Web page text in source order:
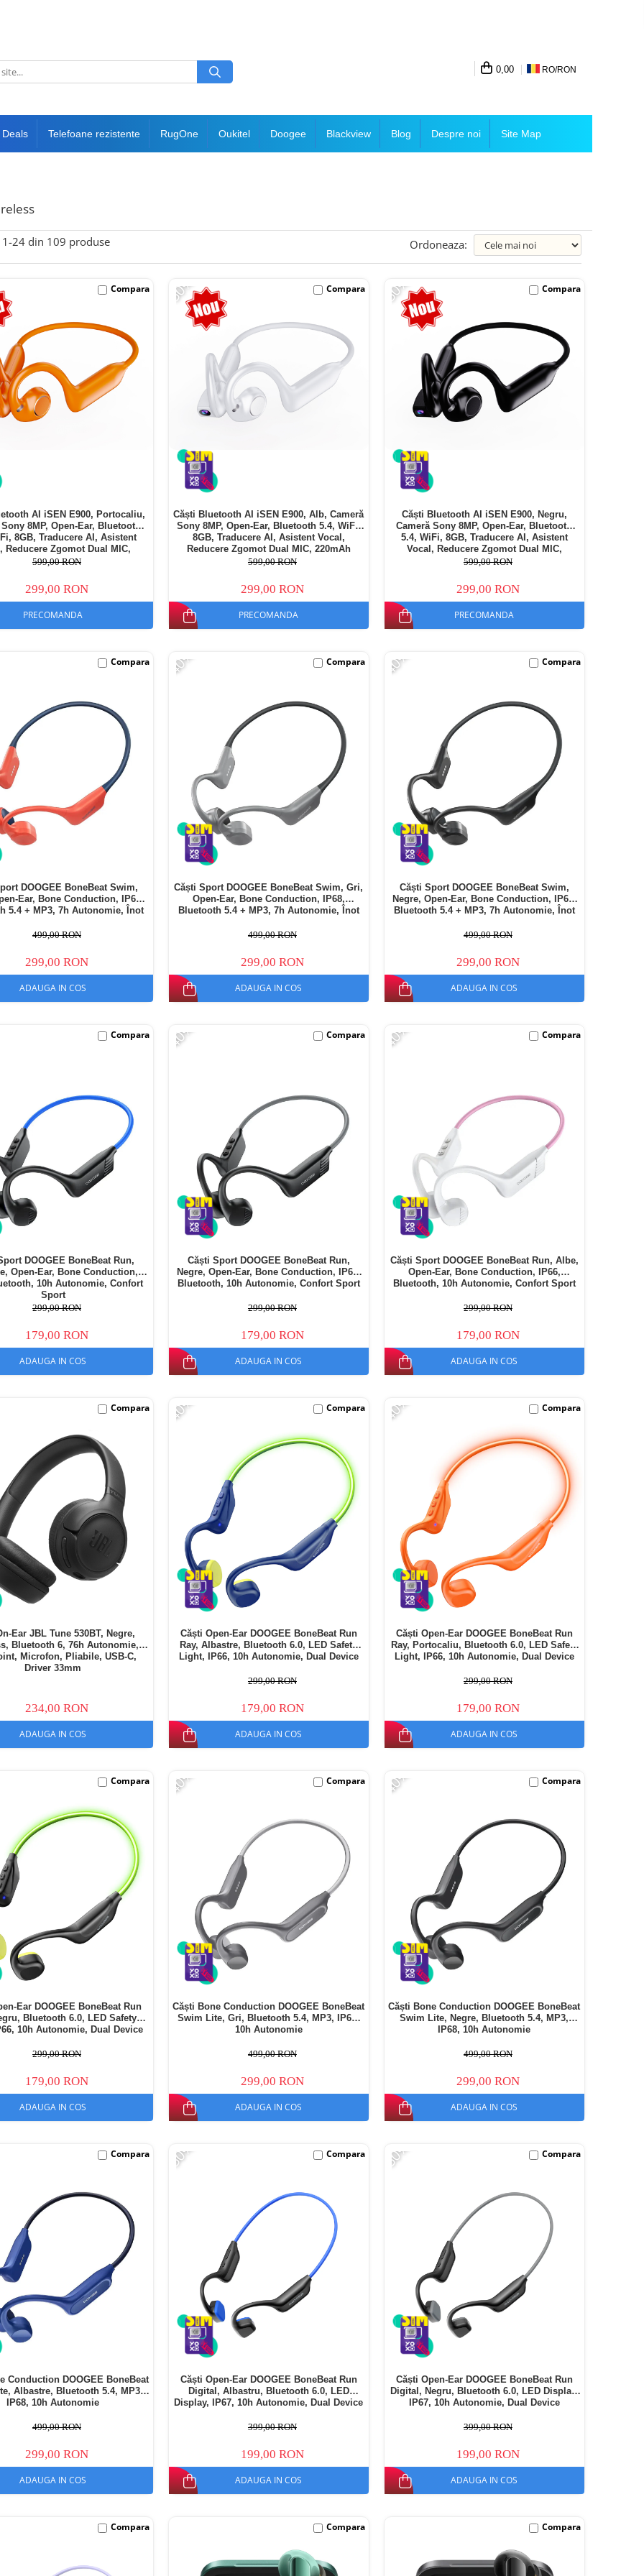
0,00 RO/RON
Deals Telefoane rezistente RugOne Oukitel Doogee Blackview Blog Despre noi Site Map
1-24 din 109 produse Ordoneaza:
AI iSEN E900, Portocaliu,
8MP, Open-Ear, Bluetooth
8GB, Traducere AI, Asistent
Reducere Zgomot Dual MIC,
220mAh
599,00 RON
299,00 RON
PRECOMANDA
Compara -50%
Căști Bluetooth AI iSEN E900, Alb, Cameră
Sony 8MP, Open-Ear, Bluetooth 5.4, WiFi,
8GB, Traducere AI, Asistent Vocal,
Reducere Zgomot Dual MIC, 220mAh
599,00 RON
299,00 RON
PRECOMANDA
Compara -50%
Căști Bluetooth AI iSEN E900, Negru,
Cameră Sony 8MP, Open-Ear, Bluetooth
5.4, WiFi, 8GB, Traducere AI, Asistent
Vocal, Reducere Zgomot Dual MIC,
220mAh
599,00 RON
299,00 RON
PRECOMANDA
Compara
DOOGEE BoneBeat Swim,
Ear, Bone Conduction, IP68,
5.4 + MP3, 7h Autonomie, Înot
499,00 RON
299,00 RON
ADAUGA IN COS
Compara -40%
Căști Sport DOOGEE BoneBeat Swim, Gri,
Open-Ear, Bone Conduction, IP68,
Bluetooth 5.4 + MP3, 7h Autonomie, Înot
499,00 RON
299,00 RON
ADAUGA IN COS
Compara -40%
Căști Sport DOOGEE BoneBeat Swim,
Negre, Open-Ear, Bone Conduction, IP68,
Bluetooth 5.4 + MP3, 7h Autonomie, Înot
499,00 RON
299,00 RON
ADAUGA IN COS
Compara
DOOGEE BoneBeat Run,
Open-Ear, Bone Conduction,
10h Autonomie, Confort
Sport
299,00 RON
179,00 RON
ADAUGA IN COS
Compara -40%
Căști Sport DOOGEE BoneBeat Run,
Negre, Open-Ear, Bone Conduction, IP66,
Bluetooth, 10h Autonomie, Confort Sport
299,00 RON
179,00 RON
ADAUGA IN COS
Compara -40%
Căști Sport DOOGEE BoneBeat Run, Albe,
Open-Ear, Bone Conduction, IP66,
Bluetooth, 10h Autonomie, Confort Sport
299,00 RON
179,00 RON
ADAUGA IN COS
Compara
Ear JBL Tune 530BT, Negre,
Bluetooth 6, 76h Autonomie,
Microfon, Pliabile, USB-C,
Driver 33mm
234,00 RON
ADAUGA IN COS
Compara -40%
Căști Open-Ear DOOGEE BoneBeat Run
Ray, Albastre, Bluetooth 6.0, LED Safety
Light, IP66, 10h Autonomie, Dual Device
299,00 RON
179,00 RON
ADAUGA IN COS
Compara -40%
Căști Open-Ear DOOGEE BoneBeat Run
Ray, Portocaliu, Bluetooth 6.0, LED Safety
Light, IP66, 10h Autonomie, Dual Device
299,00 RON
179,00 RON
ADAUGA IN COS
Compara
Ear DOOGEE BoneBeat Run
Bluetooth 6.0, LED Safety
10h Autonomie, Dual Device
299,00 RON
179,00 RON
ADAUGA IN COS
Compara -40%
Căști Bone Conduction DOOGEE BoneBeat
Swim Lite, Gri, Bluetooth 5.4, MP3, IP68,
10h Autonomie
499,00 RON
299,00 RON
ADAUGA IN COS
Compara -40%
Căști Bone Conduction DOOGEE BoneBeat
Swim Lite, Negre, Bluetooth 5.4, MP3,
IP68, 10h Autonomie
499,00 RON
299,00 RON
ADAUGA IN COS
Compara
Conduction DOOGEE BoneBeat
Albastre, Bluetooth 5.4, MP3,
IP68, 10h Autonomie
499,00 RON
299,00 RON
ADAUGA IN COS
Compara -50%
Căști Open-Ear DOOGEE BoneBeat Run
Digital, Albastru, Bluetooth 6.0, LED
Display, IP67, 10h Autonomie, Dual Device
399,00 RON
199,00 RON
ADAUGA IN COS
Compara -50%
Căști Open-Ear DOOGEE BoneBeat Run
Digital, Negru, Bluetooth 6.0, LED Display,
IP67, 10h Autonomie, Dual Device
399,00 RON
199,00 RON
ADAUGA IN COS
Compara
Compara Compara Compara